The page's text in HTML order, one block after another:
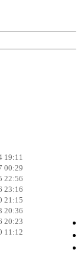
19:11
00:29
22:56
23:16
21:15
20:36
20:23
11:12